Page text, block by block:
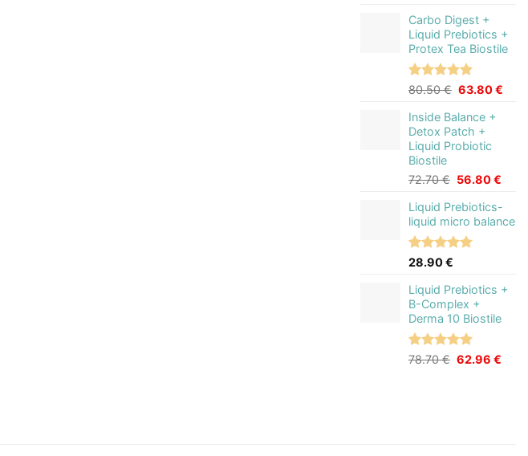
war:
77.30 €
Carbo Digest +
Liquid Prebiotics +
Protex Tea Biostile
Bewertet
von 5,
basierend
auf
1
Kundenbewertung
80.50€
war:
80.50 €
63.80€
Inside Balance +
Detox Patch +
Liquid Probiotic
Biostile
72.70€
war:
72.70 €
56.80€
ist:
Liquid Prebiotics-
liquid micro balance
Bewertet
von 5,
basierend
auf
2
Kundenbewertungen
28.90€
Liquid Prebiotics +
B-Complex +
Derma 10 Biostile
Bewertet
1
78.70€ 62.96€